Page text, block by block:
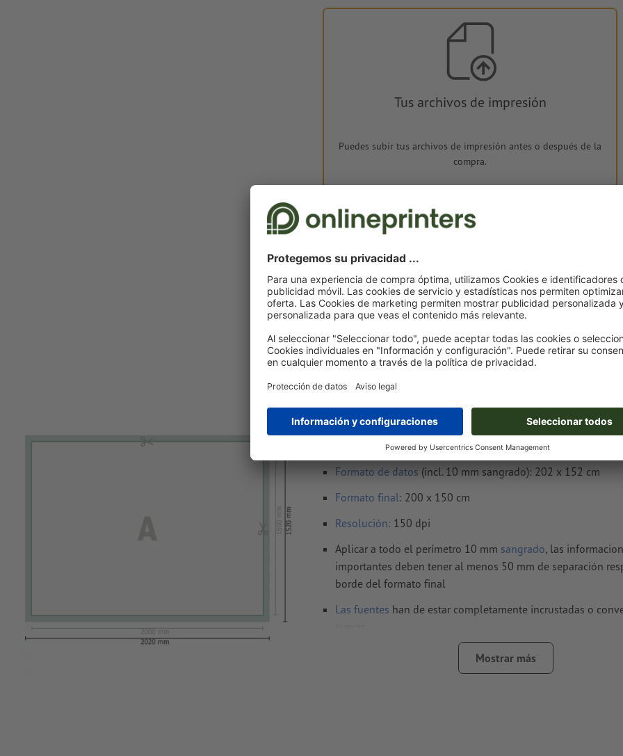
Tus archivos de impresión
Puedes subir tus archivos de impresión antes o después de la
compra.
Subir ahora
€ 31,78
Entrega aprox.:
mar. 11 de ago.
Peso: aprox.1,5 kg
Notas sobre archivos de impresión Lonas de
200 x 150 cm
Formato de datos (incl. 10 mm sangrado): 202 x 152 cm
Formato final: 200 x 150 cm
Resolución: 150 dpi
Aplicar a todo el perímetro 10 mm sangrado, las
importantes deben tener al menos 50 mm de separación
borde del formato final
Las fuentes han de estar completamente incrustadas o
CMYK, FOGRA51 (PSO Coated v3)
faltas de ortografía y de sintaxis
Mostrar más